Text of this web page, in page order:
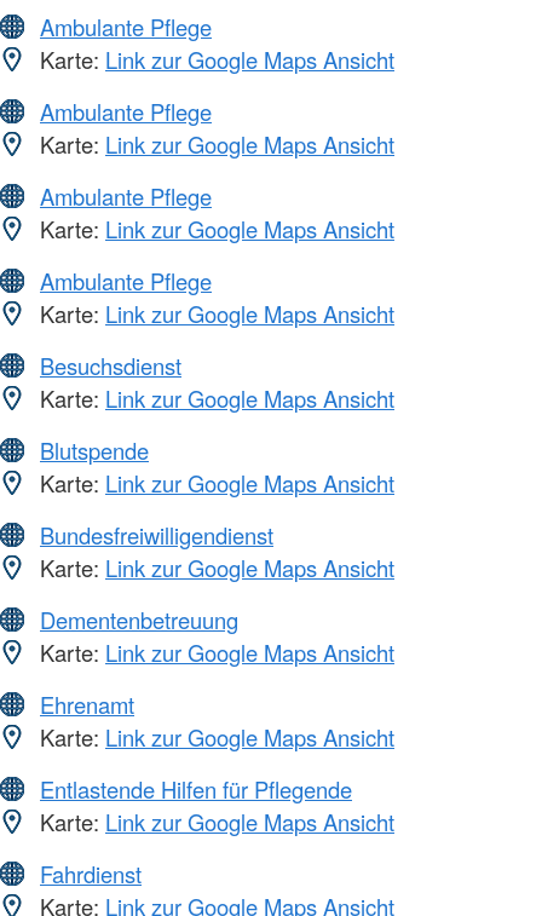
Ambulante Pflege
Karte: Link zur Google Maps Ansicht
Ambulante Pflege
Karte: Link zur Google Maps Ansicht
Ambulante Pflege
Karte: Link zur Google Maps Ansicht
Ambulante Pflege
Karte: Link zur Google Maps Ansicht
Besuchsdienst
Karte: Link zur Google Maps Ansicht
Blutspende
Karte: Link zur Google Maps Ansicht
Bundesfreiwilligendienst
Karte: Link zur Google Maps Ansicht
Dementenbetreuung
Karte: Link zur Google Maps Ansicht
Ehrenamt
Karte: Link zur Google Maps Ansicht
Entlastende Hilfen für Pflegende
Karte: Link zur Google Maps Ansicht
Fahrdienst
Karte: Link zur Google Maps Ansicht